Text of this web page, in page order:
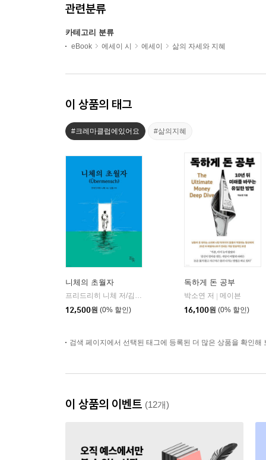
관련분류
카테고리 분류
eBook 에세이 시 에세이 삶의 자세와 지혜
이 상품의 태그
#크레마클럽에있어요 #삶의지혜
니체의 초월자
프리드리히 니체 저/김철 편역
12,500원 (0% 할인)
독하게 돈 공부
박소연 저
메이븐
16,100원 (0% 할인)
검색 페이지에서 선택된 태그에 등록된 더 많은 상품을 확인해
이 상품의 이벤트 (12개)